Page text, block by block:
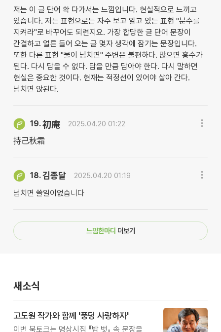
저는 이 글 단어 확 다가서는 느낌입니다. 현실적으로 느끼고
있습니다. 저는 표현으로는 자주 보고 알고 있는 표현 "분수를
지켜라"로 바꾸어도 되련지요. 가장 합당한 글 단어 문장이
간결하고 얼른 들어 오는 글 몇자 생각에 잠기는 문장입니다.
또한 다른 표현 "물이 넘치면" 주변은 불편하다. 많으면 홍수가
된다. 다시 담을 수 없다. 담을 만큼 담아야 한다. 다시 말하면
현실은 중요한 것이다. 현재는 적정선이 있어야 살아 간다.
넘치면 않된다.
19.初庵 2025.04.20 01:22
持己秋霜
18.김종달 2025.04.20 01:19
넘치면 쓸일이없습니다
느낌한마디 더보기
새소식
고도원 작가와 함께 '풍덩 사랑하자'
이번 북토크는 명상시집 『밥 벗』 속 문장을